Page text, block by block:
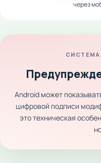
через
Android может
цифровой подписи
это техническая